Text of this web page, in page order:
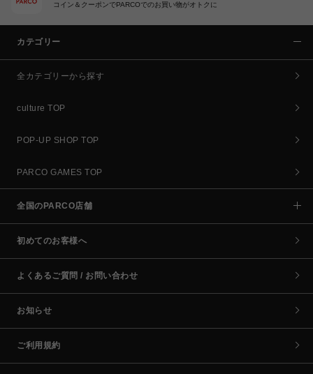
コイン＆クーポンでPARCOでのお買い物がオトクに
カテゴリー
全カテゴリーから探す
culture TOP
POP-UP SHOP TOP
PARCO GAMES TOP
全国のPARCO店舗
初めてのお客様へ
よくあるご質問 / お問い合わせ
お知らせ
ご利用規約